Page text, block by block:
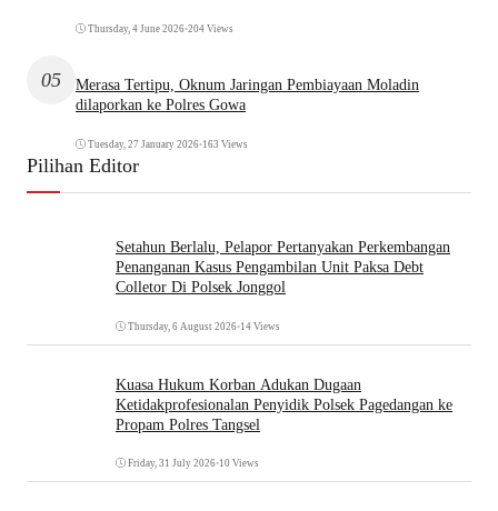
Thursday, 4 June 2026•204 Views
05
Merasa Tertipu, Oknum Jaringan Pembiayaan Moladin
dilaporkan ke Polres Gowa
Tuesday, 27 January 2026•163 Views
Pilihan Editor
Setahun Berlalu, Pelapor Pertanyakan Perkembangan
Penanganan Kasus Pengambilan Unit Paksa Debt
Colletor Di Polsek Jonggol
Thursday, 6 August 2026•14 Views
Kuasa Hukum Korban Adukan Dugaan
Ketidakprofesionalan Penyidik Polsek Pagedangan ke
Propam Polres Tangsel
Friday, 31 July 2026•10 Views